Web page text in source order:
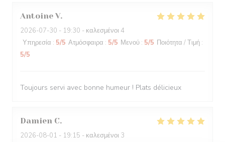
Antoine V
2026-07-30 - 19:30 - καλεσμένοι 4
Υπηρεσία : 5/5 Ατμόσφαιρα : 5/5 Μενού : 5/5 Ποιότητα / Τιμή :
5/5
Toujours servi avec bonne humeur ! Plats délicieux
Damien C
2026-08-01 - 19:15 - καλεσμένοι 3